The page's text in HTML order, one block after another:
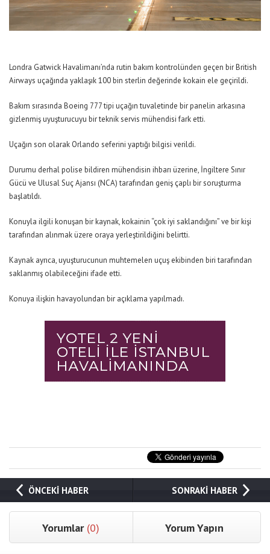
Londra Gatwick Havalimanı’nda rutin bakım kontrolünden geçen bir British
Airways uçağında yaklaşık 100 bin sterlin değerinde kokain ele geçirildi.
Bakım sırasında Boeing 777 tipi uçağın tuvaletinde bir panelin arkasına
gizlenmiş uyuşturucuyu bir teknik servis mühendisi fark etti.
Uçağın son olarak Orlando seferini yaptığı bilgisi verildi.
Durumu derhal polise bildiren mühendisin ihbarı üzerine, İngiltere Sınır
Gücü ve Ulusal Suç Ajansı (NCA) tarafından geniş çaplı bir soruşturma
başlatıldı.
Konuyla ilgili konuşan bir kaynak, kokainin “çok iyi saklandığını” ve bir kişi
tarafından alınmak üzere oraya yerleştirildiğini belirtti.
Kaynak ayrıca, uyuşturucunun muhtemelen uçuş ekibinden biri tarafından
saklanmış olabileceğini ifade etti.
Konuya ilişkin havayolundan bir açıklama yapılmadı.
ÖNCEKİ HABER SONRAKİ HABER
Yorumlar (0) Yorum Yapın